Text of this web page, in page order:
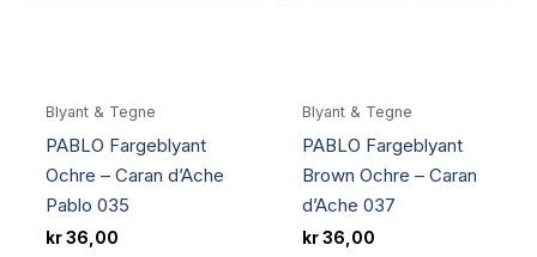
Blyant & Tegne
PABLO Fargeblyant
Ochre – Caran d’Ache
Pablo 035
kr36,00
Blyant & Tegne
PABLO Fargeblyant
Brown Ochre – Caran
d’Ache 037
kr36,00